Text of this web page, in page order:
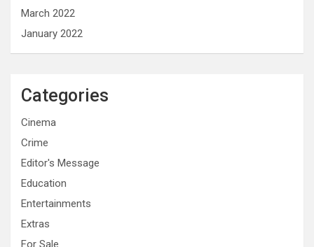
March 2022
January 2022
Categories
Cinema
Crime
Editor's Message
Education
Entertainments
Extras
For Sale